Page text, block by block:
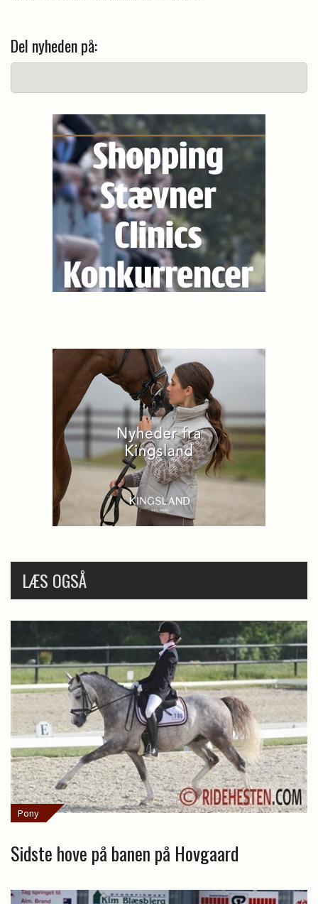
Del nyheden på:
LÆS OGSÅ
Pony
Sidste hove på banen på Hovgaard